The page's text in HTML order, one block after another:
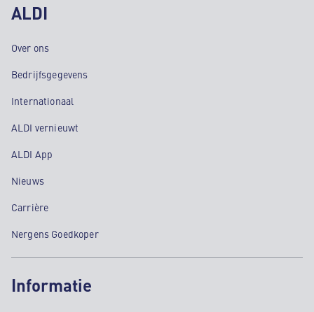
ALDI
Over ons
Bedrijfsgegevens
Internationaal
ALDI vernieuwt
ALDI App
Nieuws
Carrière
Nergens Goedkoper
Informatie